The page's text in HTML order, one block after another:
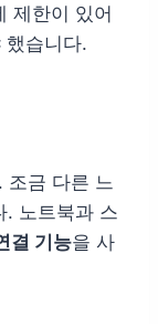
제한이 있어
했습니다.
조금 다른 느
. 노트북과 스
결 기능을 사